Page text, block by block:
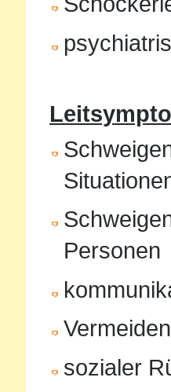
Personen
sozialer